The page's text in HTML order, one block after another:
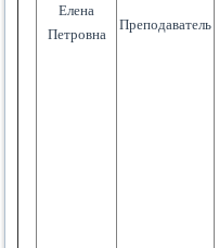
Елена
Петровна
Преподаватель